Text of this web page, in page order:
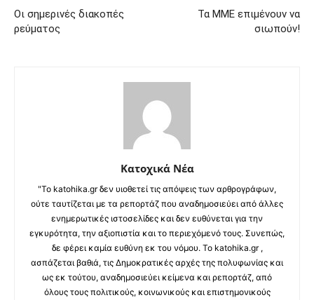
Οι σημερινές διακοπές
ρεύματος
Τα ΜΜΕ επιμένουν να
σιωπούν!
Κατοχικά Νέα
"Το katohika.gr δεν υιοθετεί τις απόψεις των αρθρογράφων,
ούτε ταυτίζεται με τα ρεπορτάζ που αναδημοσιεύει από άλλες
ενημερωτικές ιστοσελίδες και δεν ευθύνεται για την
εγκυρότητα, την αξιοπιστία και το περιεχόμενό τους. Συνεπώς,
δε φέρει καμία ευθύνη εκ του νόμου. Το katohika.gr ,
ασπάζεται βαθιά, τις Δημοκρατικές αρχές της πολυφωνίας και
ως εκ τούτου, αναδημοσιεύει κείμενα και ρεπορτάζ, από
όλους τους πολιτικούς, κοινωνικούς και επιστημονικούς